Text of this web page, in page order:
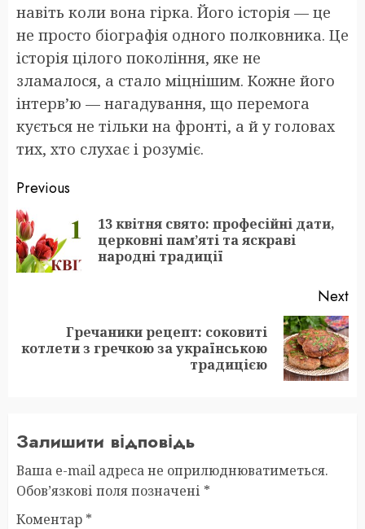
навіть коли вона гірка. Його історія — це
не просто біографія одного полковника. Це
історія цілого покоління, яке не
зламалося, а стало міцнішим. Кожне його
інтерв’ю — нагадування, що перемога
кується не тільки на фронті, а й у головах
тих, хто слухає і розуміє.
Post
navigation
Previous
13 квітня свято: професійні дати,
церковні пам’яті та яскраві
народні традиції
Next
Next
Гречаники рецепт: соковиті
котлети з гречкою за українською
традицією
Залишити відповідь
Ваша e-mail адреса не оприлюднюватиметься.
Обов’язкові поля позначені *
Коментар *